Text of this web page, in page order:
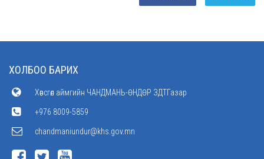
ХОЛБОО БАРИХ
Хөвсгөл аймгийн ЧАНДМАНЬ-ӨНДӨР ЗДТГазар
+976 8009-5859
chandmaniundur@khs.gov.mn